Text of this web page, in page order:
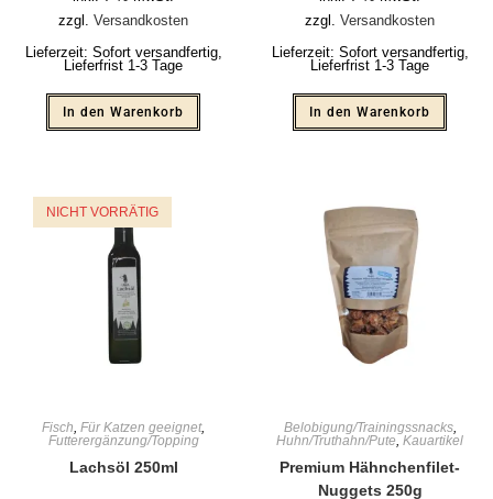
zzgl. Versandkosten
Lieferzeit: Sofort versandfertig,
Lieferfrist 1-3 Tage
In den Warenkorb
zzgl. Versandkosten
Lieferzeit: Sofort versandfertig,
Lieferfrist 1-3 Tage
In den Warenkorb
NICHT VORRÄTIG
Fisch, Für Katzen geeignet,
Futterergänzung/Topping
Lachsöl 250ml
Belobigung/Trainingssnacks,
Huhn/Truthahn/Pute, Kauartikel
Premium Hähnchenfilet-
Nuggets 250g